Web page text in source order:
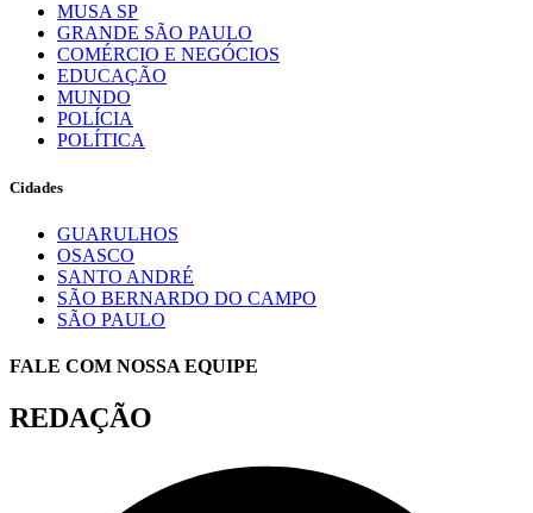
MUSA SP
GRANDE SÃO PAULO
COMÉRCIO E NEGÓCIOS
EDUCAÇÃO
MUNDO
POLÍCIA
POLÍTICA
Cidades
GUARULHOS
OSASCO
SANTO ANDRÉ
SÃO BERNARDO DO CAMPO
SÃO PAULO
FALE COM NOSSA EQUIPE
REDAÇÃO